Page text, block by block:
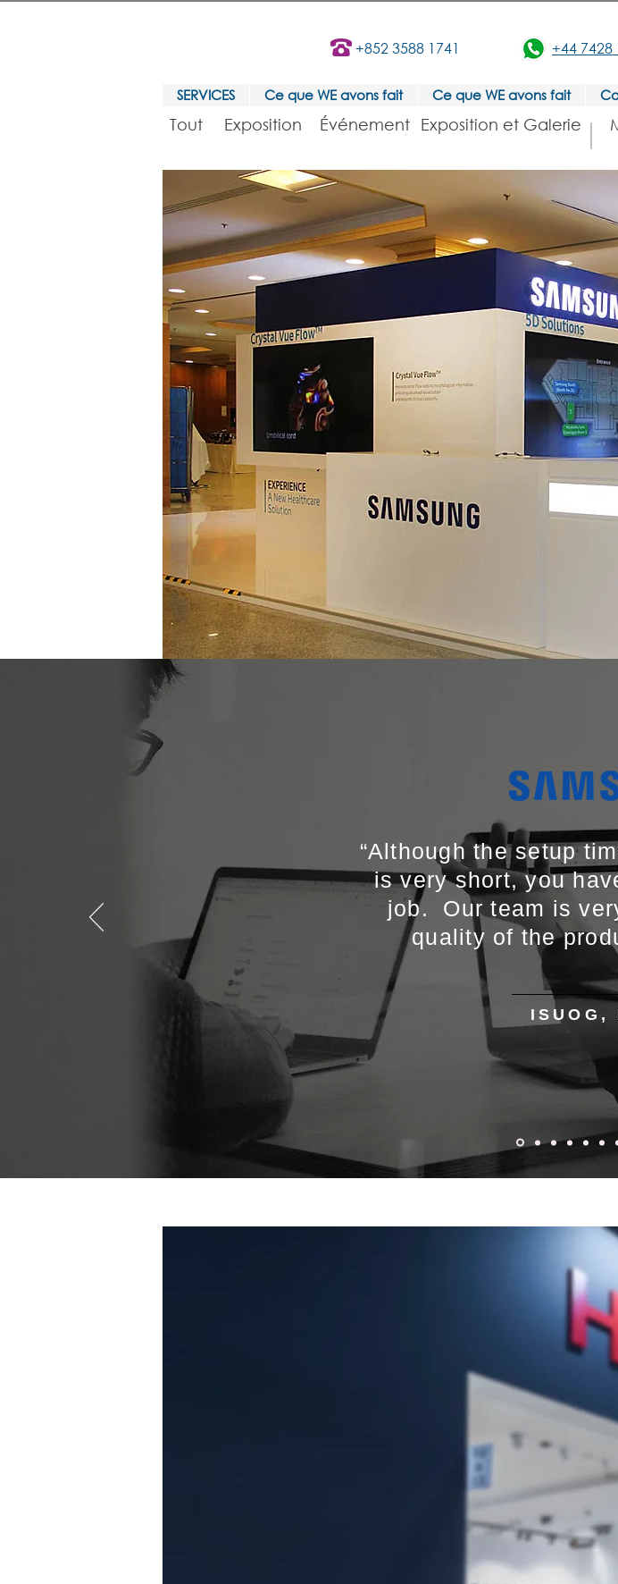
+852 3588 1741 +44 7428
SERVICES Ce que WE avons fait Ce que WE avons fait
Tout Exposition Événement Exposition et Galerie
ISUOG,
“Although the setup
is very short, you
job. Our team is
quality of the